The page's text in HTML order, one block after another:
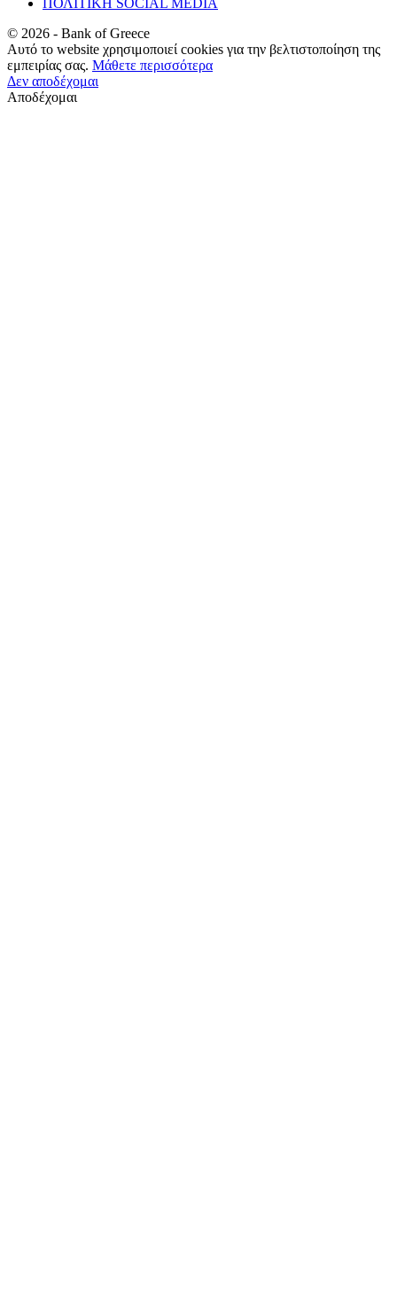
© 2026 - Bank of Greece
Αυτό το website χρησιμοποιεί cookies για την βελτιστοποίηση της
εμπειρίας σας. Μάθετε περισσότερα
Δεν αποδέχομαι
Αποδέχομαι